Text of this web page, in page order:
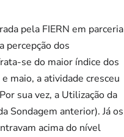
pela FIERN em parceria
percepção dos
se do maior índice dos
maio, a atividade cresceu
sua vez, a Utilização da
Sondagem anterior). Já os
acima do nível